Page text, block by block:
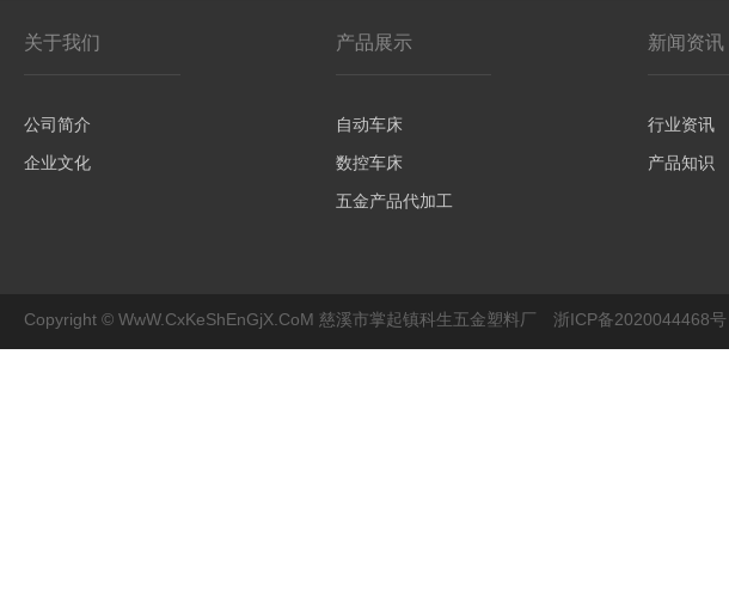
关于我们
公司简介
企业文化
产品展示
自动车床
数控车床
五金产品代加工
新闻资讯
行业资讯
产品知识
Copyright © WwW.CxKeShEnGjX.CoM 慈溪市掌起镇科生五金塑料厂浙ICP备2020044468号